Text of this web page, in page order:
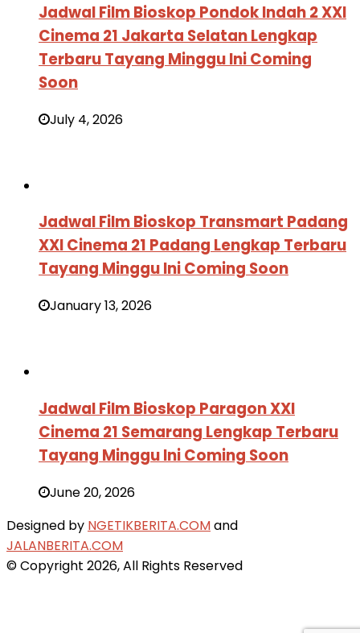
Jadwal Film Bioskop Pondok Indah 2 XXI
Cinema 21 Jakarta Selatan Lengkap
Terbaru Tayang Minggu Ini Coming
Soon
July 4, 2026
Jadwal Film Bioskop Transmart Padang
XXI Cinema 21 Padang Lengkap Terbaru
Tayang Minggu Ini Coming Soon
January 13, 2026
Jadwal Film Bioskop Paragon XXI
Cinema 21 Semarang Lengkap Terbaru
Tayang Minggu Ini Coming Soon
June 20, 2026
Designed by NGETIKBERITA.COMand
JALANBERITA.COM
© Copyright 2026, All Rights Reserved